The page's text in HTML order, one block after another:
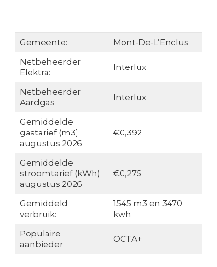
Gemeente:
Mont-De-L’Enclus
Netbeheerder
Elektra:
Interlux
Netbeheerder
Aardgas
Interlux
Gemiddelde
gastarief (m3)
augustus 2026
€0,392
Gemiddelde
stroomtarief (kWh)
augustus 2026
€0,275
Gemiddeld
verbruik:
1545 m3 en 3470
kwh
Populaire
aanbieder
OCTA+